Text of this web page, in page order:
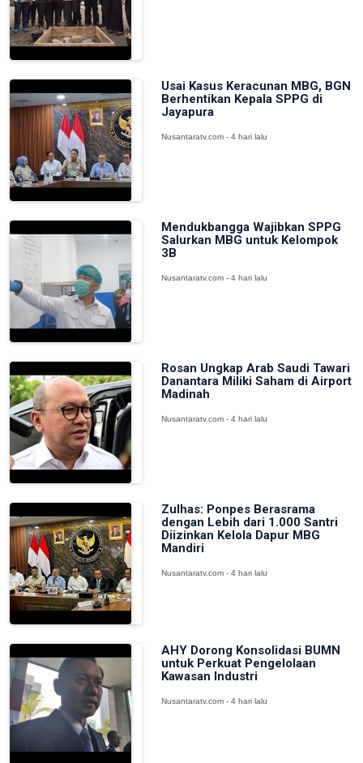
Usai Kasus Keracunan MBG, BGN
Berhentikan Kepala SPPG di
Jayapura
Nusantaratv.com - 4 hari lalu
Mendukbangga Wajibkan SPPG
Salurkan MBG untuk Kelompok
3B
Nusantaratv.com - 4 hari lalu
Rosan Ungkap Arab Saudi Tawari
Danantara Miliki Saham di Airport
Madinah
Nusantaratv.com - 4 hari lalu
Zulhas: Ponpes Berasrama
dengan Lebih dari 1.000 Santri
Diizinkan Kelola Dapur MBG
Mandiri
Nusantaratv.com - 4 hari lalu
AHY Dorong Konsolidasi BUMN
untuk Perkuat Pengelolaan
Kawasan Industri
Nusantaratv.com - 4 hari lalu